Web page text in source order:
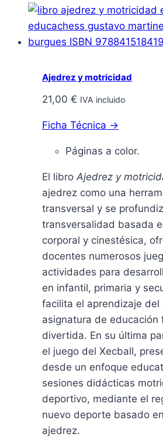
Ajedrez y motricidad
21,00 € IVA incluido
Ficha Técnica →
Páginas a color.
El libro Ajedrez y
ajedrez como una
transversal y se
transversalidad basada
corporal y cinestésica,
docentes numerosos
actividades para
en infantil, primaria y
facilita el aprendizaje
asignatura de educación
divertida. En su última
el juego del Xecball,
desde un enfoque
sesiones didácticas
deportivo, mediante el
nuevo deporte basado
ajedrez.